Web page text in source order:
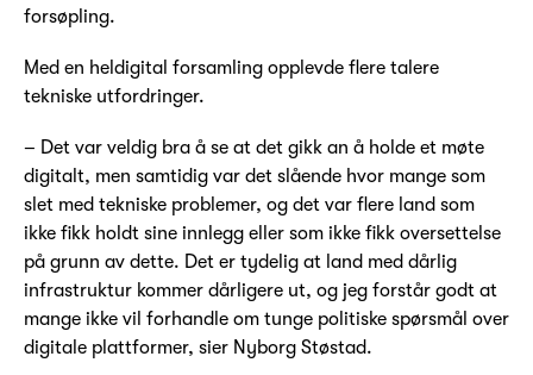
forsøpling.
Med en heldigital forsamling opplevde flere talere
tekniske utfordringer.
– Det var veldig bra å se at det gikk an å holde et møte
digitalt, men samtidig var det slående hvor mange som
slet med tekniske problemer, og det var flere land som
ikke fikk holdt sine innlegg eller som ikke fikk oversettelse
på grunn av dette. Det er tydelig at land med dårlig
infrastruktur kommer dårligere ut, og jeg forstår godt at
mange ikke vil forhandle om tunge politiske spørsmål over
digitale plattformer, sier Nyborg Støstad.